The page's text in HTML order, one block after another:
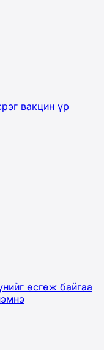
вакцин үр
өсгөж байгаа